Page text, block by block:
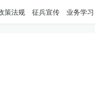
策法规 征兵宣传 业务学习